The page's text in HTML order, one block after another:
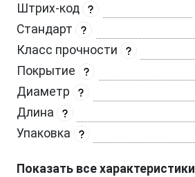
Штрих-код
Стандарт
Класс прочности
Покрытие
Диаметр
Длина
Упаковка
Показать все характеристики